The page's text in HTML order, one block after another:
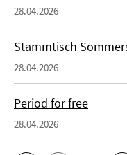
28.04.2026
Stammtisch
28.04.2026
Period for free
28.04.2026